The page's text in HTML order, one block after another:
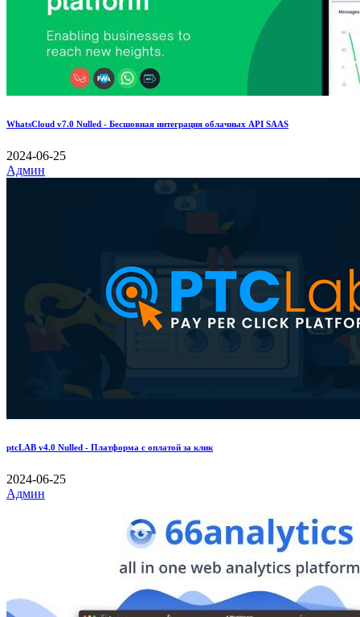
WhatsCloud v7.0 Nulled - Бесшовная интеграция облачных API SAAS
2024-06-25
Админ
ptcLAB v4.0 Nulled - Платформа с оплатой за клик
2024-06-25
Админ